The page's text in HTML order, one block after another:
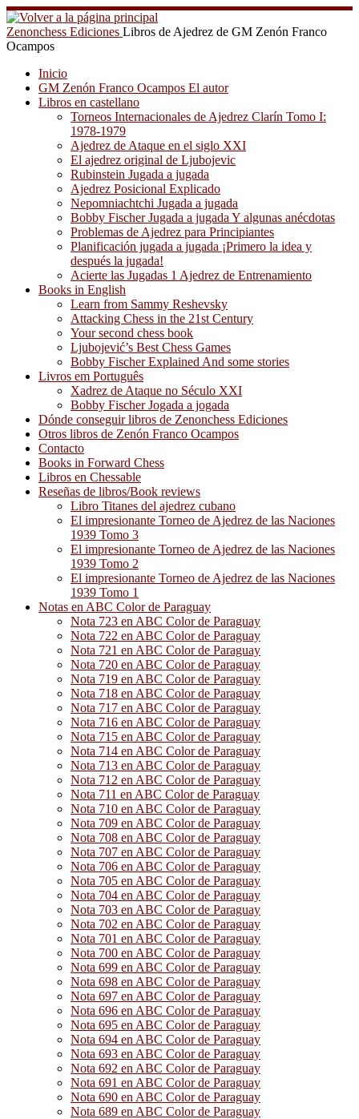
Saltar
al
contenido
Zenonchess Ediciones Libros de Ajedrez de GM Zenón Franco
Ocampos
Inicio
GM Zenón Franco Ocampos El autor
Libros en castellano
Torneos Internacionales de Ajedrez Clarín Tomo I:
1978-1979
Ajedrez de Ataque en el siglo XXI
El ajedrez original de Ljubojevic
Rubinstein Jugada a jugada
Ajedrez Posicional Explicado
Nepomniachtchi Jugada a jugada
Bobby Fischer Jugada a jugada Y algunas anécdotas
Problemas de Ajedrez para Principiantes
Planificación jugada a jugada ¡Primero la idea y
después la jugada!
Acierte las Jugadas 1 Ajedrez de Entrenamiento
Books in English
Learn from Sammy Reshevsky
Attacking Chess in the 21st Century
Your second chess book
Ljubojević’s Best Chess Games
Bobby Fischer Explained And some stories
Livros em Português
Xadrez de Ataque no Século XXI
Bobby Fischer Jogada a jogada
Dónde conseguir libros de Zenonchess Ediciones
Otros libros de Zenón Franco Ocampos
Contacto
Books in Forward Chess
Libros en Chessable
Reseñas de libros/Book reviews
Libro Titanes del ajedrez cubano
El impresionante Torneo de Ajedrez de las Naciones
1939 Tomo 3
El impresionante Torneo de Ajedrez de las Naciones
1939 Tomo 2
El impresionante Torneo de Ajedrez de las Naciones
1939 Tomo 1
Notas en ABC Color de Paraguay
Nota 723 en ABC Color de Paraguay
Nota 722 en ABC Color de Paraguay
Nota 721 en ABC Color de Paraguay
Nota 720 en ABC Color de Paraguay
Nota 719 en ABC Color de Paraguay
Nota 718 en ABC Color de Paraguay
Nota 717 en ABC Color de Paraguay
Nota 716 en ABC Color de Paraguay
Nota 715 en ABC Color de Paraguay
Nota 714 en ABC Color de Paraguay
Nota 713 en ABC Color de Paraguay
Nota 712 en ABC Color de Paraguay
Nota 711 en ABC Color de Paraguay
Nota 710 en ABC Color de Paraguay
Nota 709 en ABC Color de Paraguay
Nota 708 en ABC Color de Paraguay
Nota 707 en ABC Color de Paraguay
Nota 706 en ABC Color de Paraguay
Nota 705 en ABC Color de Paraguay
Nota 704 en ABC Color de Paraguay
Nota 703 en ABC Color de Paraguay
Nota 702 en ABC Color de Paraguay
Nota 701 en ABC Color de Paraguay
Nota 700 en ABC Color de Paraguay
Nota 699 en ABC Color de Paraguay
Nota 698 en ABC Color de Paraguay
Nota 697 en ABC Color de Paraguay
Nota 696 en ABC Color de Paraguay
Nota 695 en ABC Color de Paraguay
Nota 694 en ABC Color de Paraguay
Nota 693 en ABC Color de Paraguay
Nota 692 en ABC Color de Paraguay
Nota 691 en ABC Color de Paraguay
Nota 690 en ABC Color de Paraguay
Nota 689 en ABC Color de Paraguay